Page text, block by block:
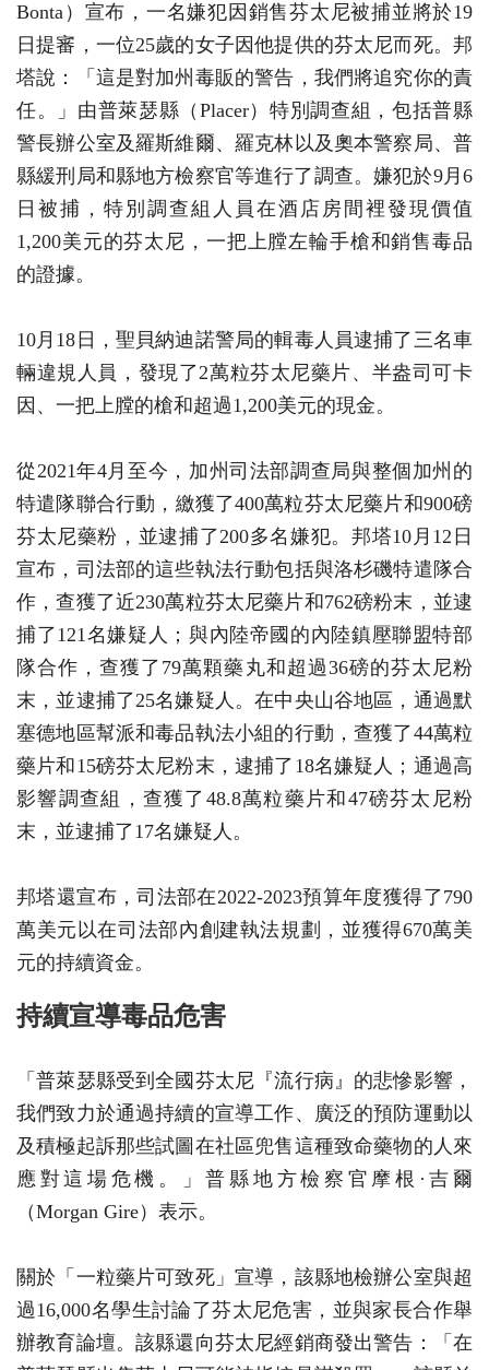
Bonta）宣布，一名嫌犯因銷售芬太尼被捕並將於19
日提審，一位25歲的女子因他提供的芬太尼而死。邦
塔說：「這是對加州毒販的警告，我們將追究你的責
任。」由普萊瑟縣（Placer）特別調查組，包括普縣
警長辦公室及羅斯維爾、羅克林以及奧本警察局、普
縣緩刑局和縣地方檢察官等進行了調查。嫌犯於9月6
日被捕，特別調查組人員在酒店房間裡發現價值
1,200美元的芬太尼，一把上膛左輪手槍和銷售毒品
的證據。
10月18日，聖貝納迪諾警局的輯毒人員逮捕了三名車
輛違規人員，發現了2萬粒芬太尼藥片、半盎司可卡
因、一把上膛的槍和超過1,200美元的現金。
從2021年4月至今，加州司法部調查局與整個加州的
特遣隊聯合行動，繳獲了400萬粒芬太尼藥片和900磅
芬太尼藥粉，並逮捕了200多名嫌犯。邦塔10月12日
宣布，司法部的這些執法行動包括與洛杉磯特遣隊合
作，查獲了近230萬粒芬太尼藥片和762磅粉末，並逮
捕了121名嫌疑人；與內陸帝國的內陸鎮壓聯盟特部
隊合作，查獲了79萬顆藥丸和超過36磅的芬太尼粉
末，並逮捕了25名嫌疑人。在中央山谷地區，通過默
塞德地區幫派和毒品執法小組的行動，查獲了44萬粒
藥片和15磅芬太尼粉末，逮捕了18名嫌疑人；通過高
影響調查組，查獲了48.8萬粒藥片和47磅芬太尼粉
末，並逮捕了17名嫌疑人。
邦塔還宣布，司法部在2022-2023預算年度獲得了790
萬美元以在司法部內創建執法規劃，並獲得670萬美
元的持續資金。
持續宣導毒品危害
「普萊瑟縣受到全國芬太尼『流行病』的悲慘影響，
我們致力於通過持續的宣導工作、廣泛的預防運動以
及積極起訴那些試圖在社區兜售這種致命藥物的人來
應對這場危機。」普縣地方檢察官摩根·吉爾
（Morgan Gire）表示。
關於「一粒藥片可致死」宣導，該縣地檢辦公室與超
過16,000名學生討論了芬太尼危害，並與家長合作舉
辦教育論壇。該縣還向芬太尼經銷商發出警告：「在